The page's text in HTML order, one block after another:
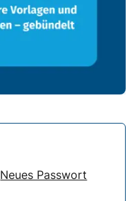
Neues Passwort